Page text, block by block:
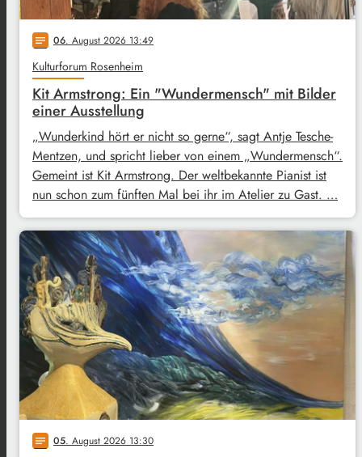
notes 06. August 2026 13:49
Kulturforum Rosenheim
Kit Armstrong: Ein "Wundermensch" mit Bilder
einer Ausstellung
„Wunderkind hört er nicht so gerne“, sagt Antje Tesche-
Mentzen, und spricht lieber von einem „Wundermensch“.
Gemeint ist Kit Armstrong. Der weltbekannte Pianist ist
nun schon zum fünften Mal bei ihr im Atelier zu Gast. …
notes 05. August 2026 13:30